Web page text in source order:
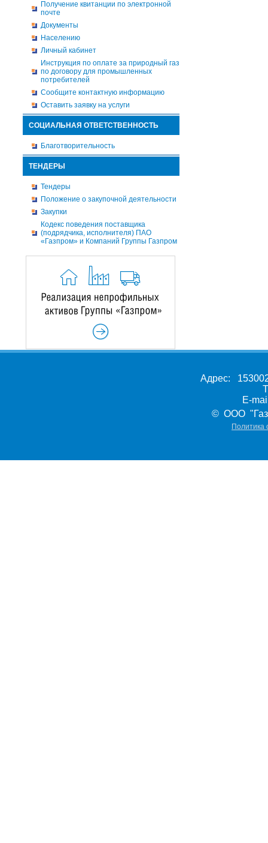
Получение квитанции по электронной
почте
Документы
Населению
Личный кабинет
Инструкция по оплате за природный газ
по договору для промышленных
потребителей
Сообщите контактную информацию
Оставить заявку на услуги
СОЦИАЛЬНАЯ ОТВЕТСТВЕННОСТЬ
Благотворительность
ТЕНДЕРЫ
Тендеры
Положение о закупочной деятельности
Закупки
Кодекс поведения поставщика
(подрядчика, исполнителя) ПАО
«Газпром» и Компаний Группы Газпром
Адрес:
E-
© ООО
Политика